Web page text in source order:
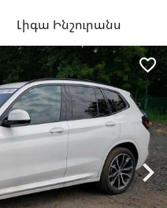
Լիգա Ինշուրանս
favorite_border
